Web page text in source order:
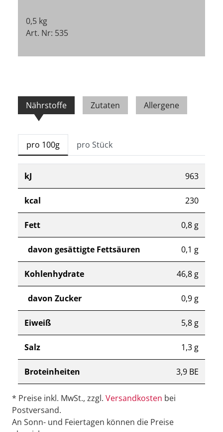
0,5 kg
Art. Nr: 535
Nährstoffe Zutaten Allergene
pro 100g pro Stück
kJ 963
kcal 230
Fett 0,8 g
davon gesättigte Fettsäuren 0,1 g
Kohlenhydrate 46,8 g
davon Zucker 0,9 g
Eiweiß 5,8 g
Salz 1,3 g
Broteinheiten 3,9 BE
* Preise inkl. MwSt., zzgl. Versandkosten bei
Postversand.
An Sonn- und Feiertagen können die Preise